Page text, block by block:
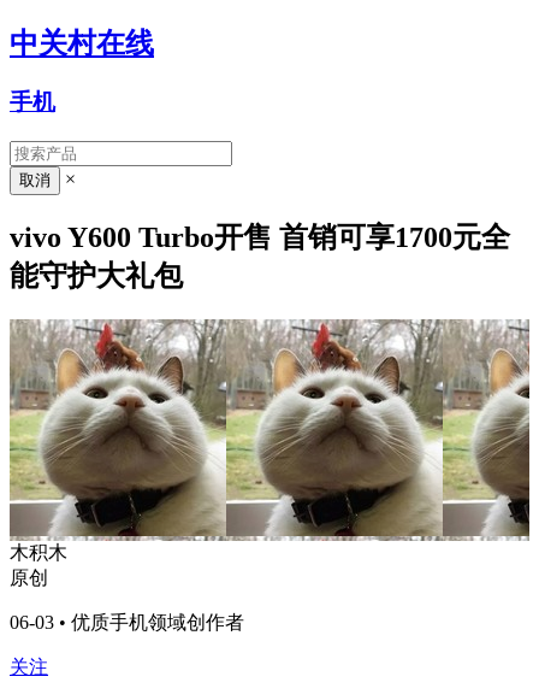
中关村在线
手机
×
vivo Y600 Turbo开售 首销可享1700元全
能守护大礼包
木积木
原创
06-03 • 优质手机领域创作者
关注